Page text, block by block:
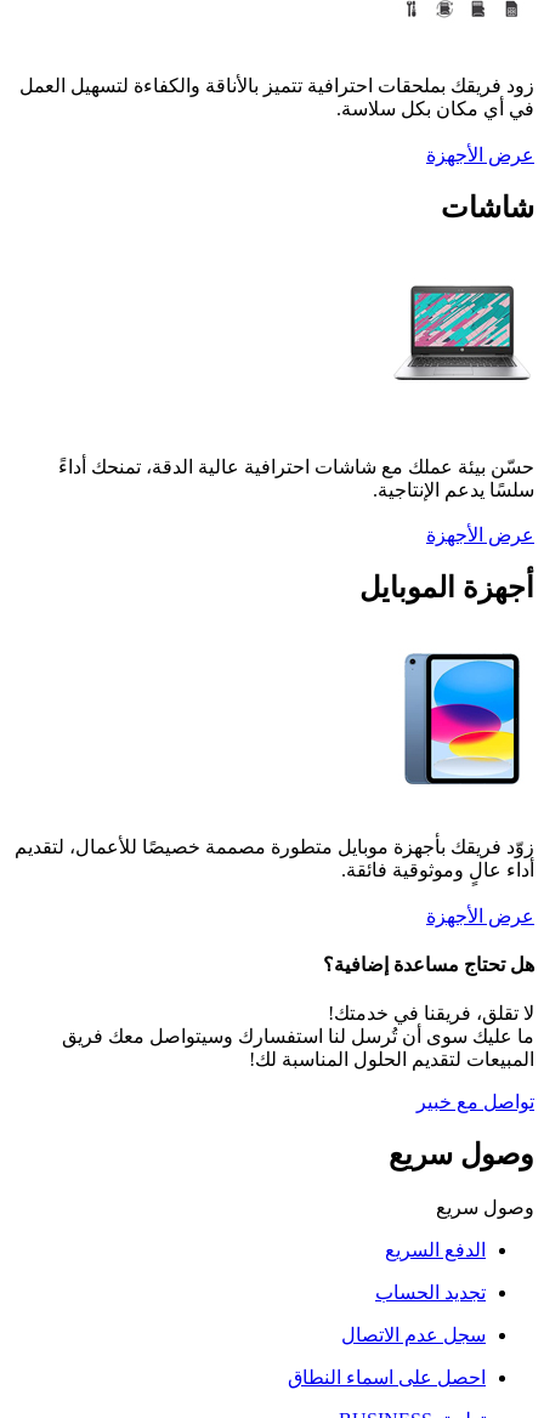
بملحقات احترافية تتميز بالأناقة والكفاءة لتسهيل العمل
بكل سلاسة.
عملك مع شاشات احترافية عالية الدقة، تمنحك أداءً
الإنتاجية.
الموبايل
بأجهزة موبايل متطورة مصممة خصيصًا للأعمال، لتقديم
وموثوقية فائقة.
مساعدة إضافية؟
فريقنا في خدمتك!
سوى أن تُرسل لنا استفسارك وسيتواصل معك فريق
لتقديم الحلول المناسبة لك!
خبير
سريع
السريع
الحساب
عدم الاتصال
على اسماء النطاق